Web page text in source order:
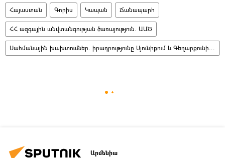
Հայաստան Գորիս Կապան Ճանապարհ
ՀՀ ազգային անվտանգության ծառայություն. ԱԱԾ
Սահմանային խախտումներ. իրադրությունը Սյունիքում և Գեղարքունիքում
Արմենիա